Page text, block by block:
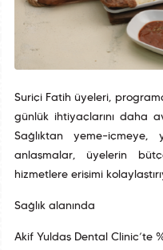
Suriçi Fatih üyeleri,
günlük ihtiyaçlarını daha
Sağlıktan yeme–içmeye,
anlaşmalar, üyelerin
hizmetlere erişimi
Sağlık alanında
Akif Yuldaş Dental Clinic’te